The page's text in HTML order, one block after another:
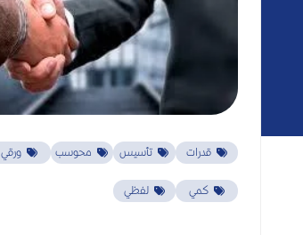
قدرات تأسيس محوسب ورقي
كمي لفظي